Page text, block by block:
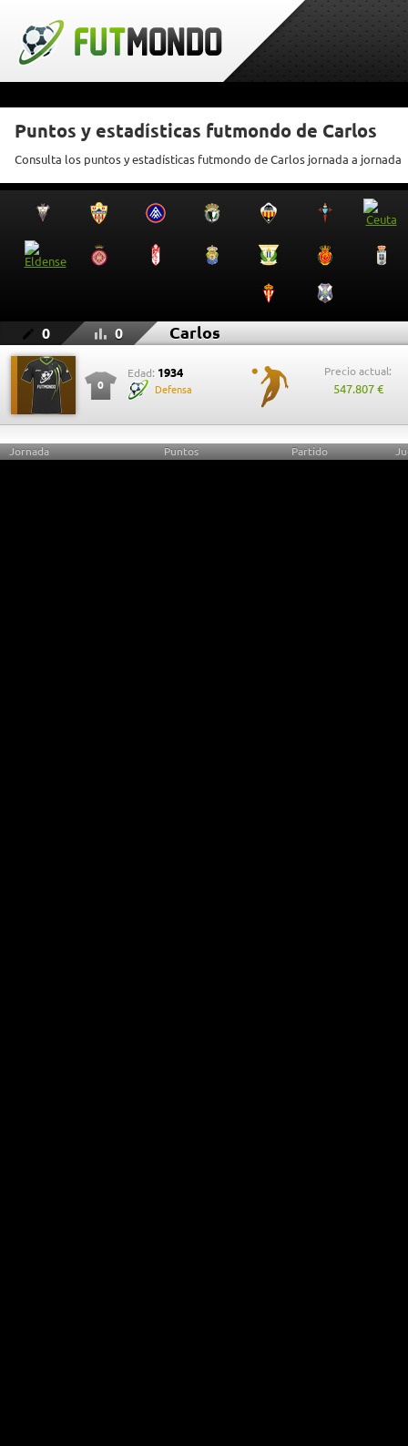
Puntos y estadísticas futmondo de Carlos
Consulta los puntos y estadísticas futmondo de Carlos jornada a jornada
0 0 Carlos
0
Edad: 1934
Defensa
Precio actual:
547.807 €
Jornada Puntos Partido